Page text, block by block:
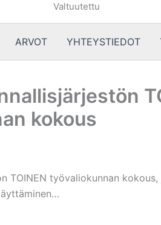
Valtuutettu
ARVOT YHTEYSTIEDOT
kokous
TOINEN työvaliokunnan